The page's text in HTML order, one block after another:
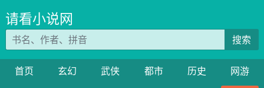
请看小说网
搜索
首页 玄幻 武侠 都市 历史
网游